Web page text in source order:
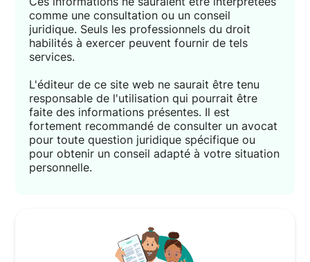
comme une consultation ou un conseil
juridique. Seuls les professionnels du droit
habilités à exercer peuvent fournir de tels
services.
L'éditeur de ce site web ne saurait être tenu
responsable de l'utilisation qui pourrait être
faite des informations présentes. Il est
fortement recommandé de consulter un avocat
pour toute question juridique spécifique ou
pour obtenir un conseil adapté à votre situation
personnelle.